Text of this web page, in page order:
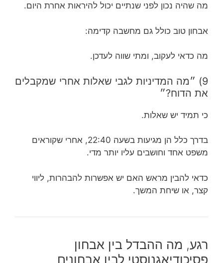
מה שהיה נכון לפני שנתיים יכול להיראות אחרת היום.
אבחון טוב כולל גם מחשבה קדימה:
מה כדאי לעקוב, ומתי שווה לעדכן.
9) ״מה המדיניות לגבי שאלות אחרי שמקבלים
את הדוח?״
כי תמיד יש שאלות.
בדרך כלל הן מגיעות בשעה 22:40, אחרי שקוראים
משפט אחד וחושבים עליו יותר מדי.
כדאי להבין מראש האם יש אפשרות להבהרות, ליווי
קצר, או שיחת המשך.
רגע, מה ההבדל בין אבחון
פסיכודיאגנוסטי לבין אבחונים